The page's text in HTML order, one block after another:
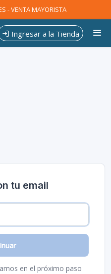
- VENTA MAYORISTA
Ingresar a la Tienda
tu email
en el próximo paso